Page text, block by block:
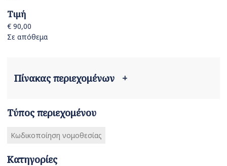
Τιμή
€ 90,00
Σε απόθεμα
Πίνακας περιεχομένων +
Τύπος περιεχομένου
Κωδικοποίηση νομοθεσίας
Κατηγορίες